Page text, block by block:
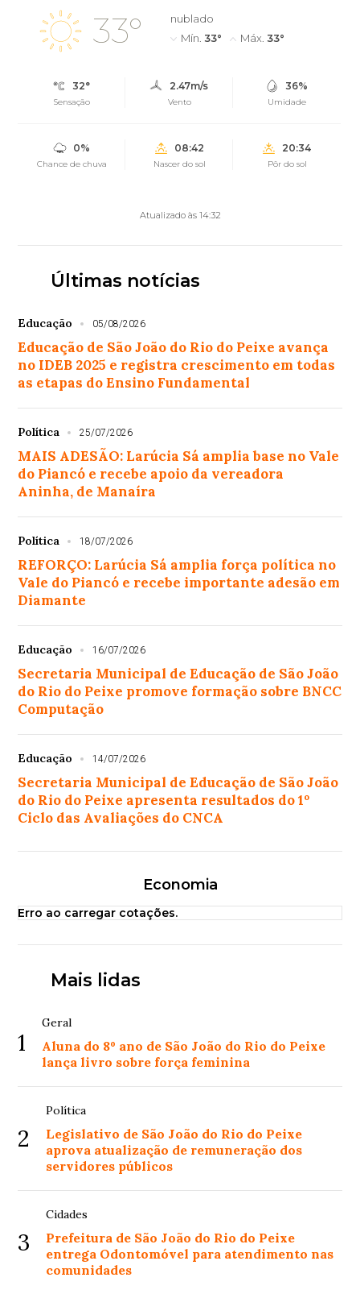
33°
nublado
Mín. 33° Máx. 33°
32°
Sensação
2.47m/s
Vento
36%
Umidade
0%
Chance de chuva
08:42
Nascer do sol
20:34
Pôr do sol
Atualizado às 14:32
Últimas notícias
Educação 05/08/2026
Educação de São João do Rio do Peixe avança
no IDEB 2025 e registra crescimento em todas
as etapas do Ensino Fundamental
Política 25/07/2026
MAIS ADESÃO: Larúcia Sá amplia base no Vale
do Piancó e recebe apoio da vereadora
Aninha, de Manaíra
Política 18/07/2026
REFORÇO: Larúcia Sá amplia força política no
Vale do Piancó e recebe importante adesão em
Diamante
Educação 16/07/2026
Secretaria Municipal de Educação de São João
do Rio do Peixe promove formação sobre BNCC
Computação
Educação 14/07/2026
Secretaria Municipal de Educação de São João
do Rio do Peixe apresenta resultados do 1º
Ciclo das Avaliações do CNCA
Economia
Erro ao carregar cotações.
Mais lidas
1
Geral
Aluna do 8º ano de São João do Rio do Peixe
lança livro sobre força feminina
2
Política
Legislativo de São João do Rio do Peixe
aprova atualização de remuneração dos
servidores públicos
3
Cidades
Prefeitura de São João do Rio do Peixe
entrega Odontomóvel para atendimento nas
comunidades